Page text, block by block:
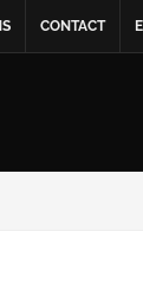
CONTACT